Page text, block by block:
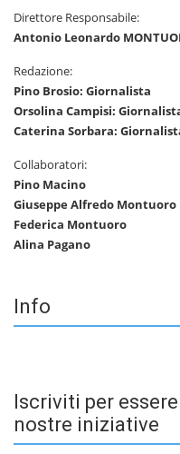
Direttore Responsabile:
Antonio Leonardo
Redazione:
Pino Brosio: Giornalista
Orsolina Campisi:
Caterina Sorbara:
Collaboratori:
Pino Macino
Giuseppe Alfredo Montuoro
Federica Montuoro
Alina Pagano
Info
Iscriviti per
nostre iniziative